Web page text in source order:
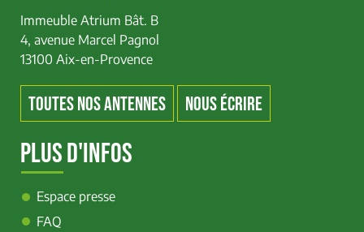
Immeuble Atrium Bât. B
4, avenue Marcel Pagnol
13100 Aix-en-Provence
TOUTES NOS ANTENNES NOUS ÉCRIRE
PLUS D'INFOS
Espace presse
FAQ